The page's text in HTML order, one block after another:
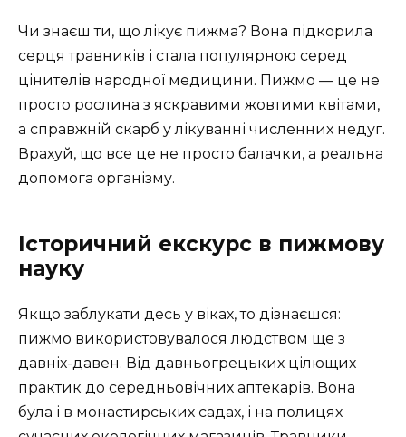
Чи знаєш ти, що лікує пижма? Вона підкорила
серця травників і стала популярною серед
цінителів народної медицини. Пижмо — це не
просто рослина з яскравими жовтими квітами,
а справжній скарб у лікуванні численних недуг.
Врахуй, що все це не просто балачки, а реальна
допомога організму.
Історичний екскурс в пижмову
науку
Якщо заблукати десь у віках, то дізнаєшся:
пижмо використовувалося людством ще з
давніх-давен. Від давньогрецьких цілющих
практик до середньовічних аптекарів. Вона
була і в монастирських садах, і на полицях